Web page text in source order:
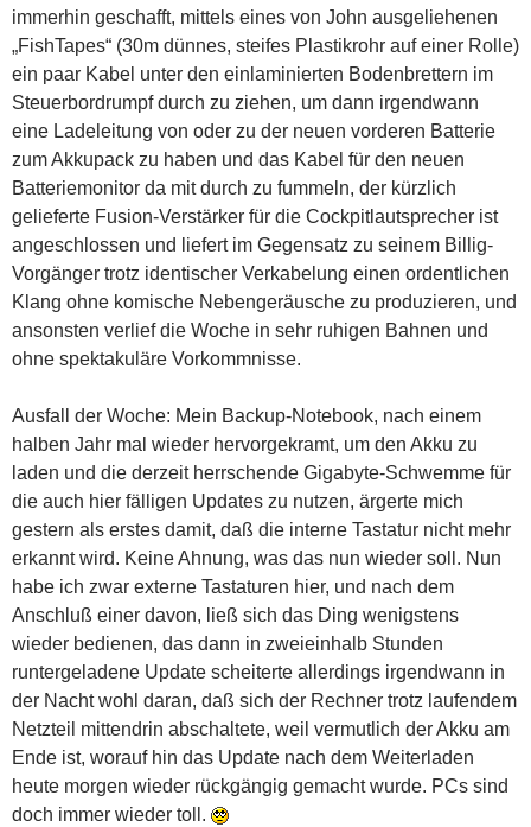
immerhin geschafft, mittels eines von John ausgeliehenen
„FishTapes“ (30m dünnes, steifes Plastikrohr auf einer Rolle)
ein paar Kabel unter den einlaminierten Bodenbrettern im
Steuerbordrumpf durch zu ziehen, um dann irgendwann
eine Ladeleitung von oder zu der neuen vorderen Batterie
zum Akkupack zu haben und das Kabel für den neuen
Batteriemonitor da mit durch zu fummeln, der kürzlich
gelieferte Fusion-Verstärker für die Cockpitlautsprecher ist
angeschlossen und liefert im Gegensatz zu seinem Billig-
Vorgänger trotz identischer Verkabelung einen ordentlichen
Klang ohne komische Nebengeräusche zu produzieren, und
ansonsten verlief die Woche in sehr ruhigen Bahnen und
ohne spektakuläre Vorkommnisse.
Ausfall der Woche: Mein Backup-Notebook, nach einem
halben Jahr mal wieder hervorgekramt, um den Akku zu
laden und die derzeit herrschende Gigabyte-Schwemme für
die auch hier fälligen Updates zu nutzen, ärgerte mich
gestern als erstes damit, daß die interne Tastatur nicht mehr
erkannt wird. Keine Ahnung, was das nun wieder soll. Nun
habe ich zwar externe Tastaturen hier, und nach dem
Anschluß einer davon, ließ sich das Ding wenigstens
wieder bedienen, das dann in zweieinhalb Stunden
runtergeladene Update scheiterte allerdings irgendwann in
der Nacht wohl daran, daß sich der Rechner trotz laufendem
Netzteil mittendrin abschaltete, weil vermutlich der Akku am
Ende ist, worauf hin das Update nach dem Weiterladen
heute morgen wieder rückgängig gemacht wurde. PCs sind
doch immer wieder toll.